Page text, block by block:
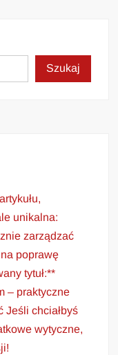
Szukaj
unikalna:
zarządzać
poprawę
tytuł:**
– praktyczne
Jeśli chciałbyś
wytyczne,